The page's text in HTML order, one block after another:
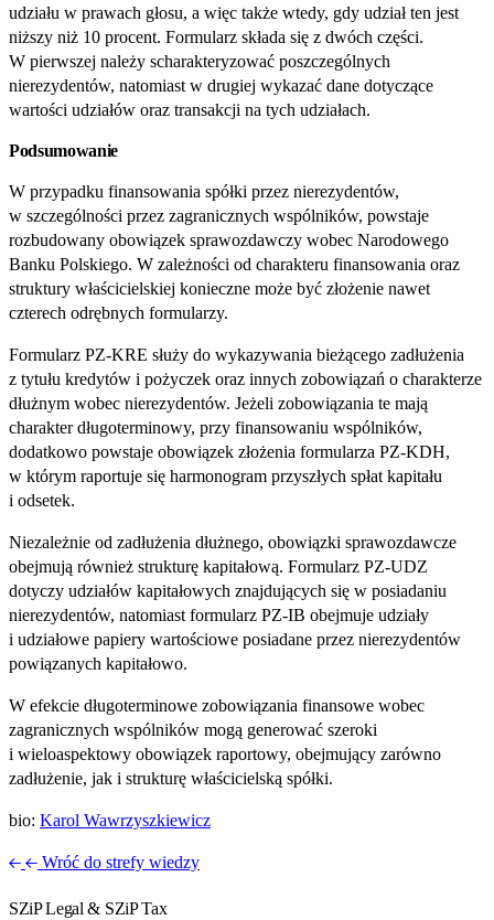
udziału w prawach głosu, a więc także wtedy, gdy udział ten jest
niższy niż 10 procent. Formularz składa się z dwóch części.
W pierwszej należy scharakteryzować poszczególnych
nierezydentów, natomiast w drugiej wykazać dane dotyczące
wartości udziałów oraz transakcji na tych udziałach.
Podsumowanie
W przypadku finansowania spółki przez nierezydentów,
w szczególności przez zagranicznych wspólników, powstaje
rozbudowany obowiązek sprawozdawczy wobec Narodowego
Banku Polskiego. W zależności od charakteru finansowania oraz
struktury właścicielskiej konieczne może być złożenie nawet
czterech odrębnych formularzy.
Formularz PZ‑KRE służy do wykazywania bieżącego zadłużenia
z tytułu kredytów i pożyczek oraz innych zobowiązań o charakterze
dłużnym wobec nierezydentów. Jeżeli zobowiązania te mają
charakter długoterminowy, przy finansowaniu wspólników,
dodatkowo powstaje obowiązek złożenia formularza PZ‑KDH,
w którym raportuje się harmonogram przyszłych spłat kapitału
i odsetek.
Niezależnie od zadłużenia dłużnego, obowiązki sprawozdawcze
obejmują również strukturę kapitałową. Formularz PZ‑UDZ
dotyczy udziałów kapitałowych znajdujących się w posiadaniu
nierezydentów, natomiast formularz PZ‑IB obejmuje udziały
i udziałowe papiery wartościowe posiadane przez nierezydentów
powiązanych kapitałowo.
W efekcie długoterminowe zobowiązania finansowe wobec
zagranicznych wspólników mogą generować szeroki
i wieloaspektowy obowiązek raportowy, obejmujący zarówno
zadłużenie, jak i strukturę właścicielską spółki.
bio: Karol Wawrzyszkiewicz
Wróć do strefy wiedzy
SZiP Legal & SZiP Tax